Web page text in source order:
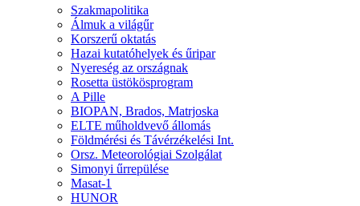
Szakmapolitika
Álmuk a világűr
Korszerű oktatás
Hazai kutatóhelyek és űripar
Nyereség az országnak
Rosetta üstökösprogram
A Pille
BIOPAN, Brados, Matrjoska
ELTE műholdvevő állomás
Földmérési és Távérzékelési Int.
Orsz. Meteorológiai Szolgálat
Simonyi űrrepülése
Masat-1
HUNOR